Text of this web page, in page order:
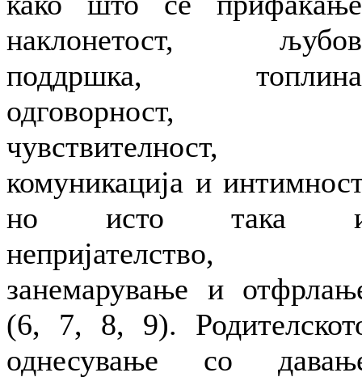
наклонетост,
поддршка,
одговорност,
чувствителност,
комуникација и
но исто така
непријателство,
занемарување и
(6, 7, 8, 9).
однесување со